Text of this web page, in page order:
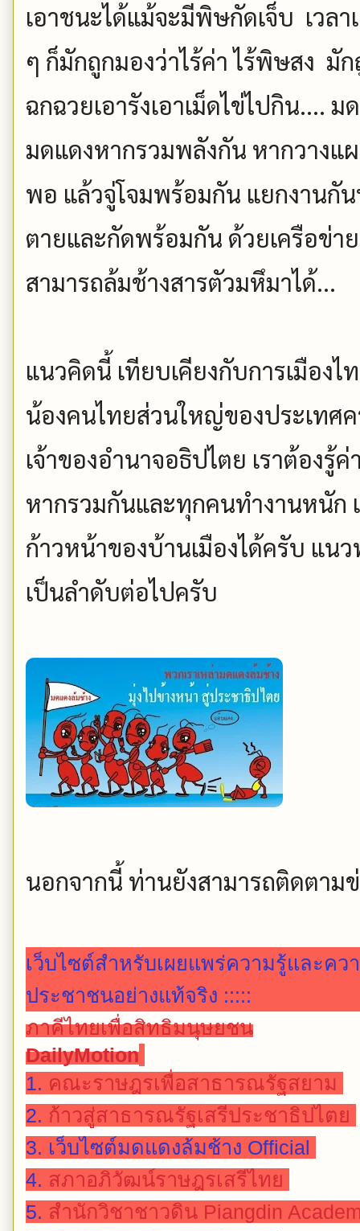
เอาชนะได้แม้จะมีพิษกัดเจ็บ เว
ๆ ก็มักถูกมองว่าไร้ค่า ไร้พิษสง มั
ฉกฉวยเอารังเอาเม็ดไข่ไปกิน....
มดแดงหากรวมพลังกัน หากวางแ
พอ แล้วจู่โจมพร้อมกัน แยกงานกั
ตายและกัดพร้อมกัน ด้วยเครือข่า
สามารถล้มช้างสารตัวมหึมาได้...
แนวคิดนี้ เทียบเคียงกับการเมือง
น้องคนไทยส่วนใหญ่ของประเทศ
เจ้าของอำนาจอธิปไตย เราต้องรู้
หากรวมกันและทุกคนทำงานหนัก
ก้าวหน้าของบ้านเมืองได้ครับ แน
เป็นลำดับต่อไปครับ
นอกจากนี้ ท่านยังสามารถติดตาม
เว็บไซต์สำหรับเผยแพร่ความรู้และคว
ประชาชนอย่างแท้จริง :::::
ภาคีไทยเพื่อสิทธิมนุษยชน
DailyMotion
1. คณะราษฎรเพื่อสาธารณรัฐสยาม
2. ก้าวสู่สาธารณรัฐเสรีประชาธิปไตย
3. เว็บไซต์มดแดงล้มช้าง Official
4. สภาอภิวัฒน์ราษฎรเสรีไทย
5. สำนักวิชาชาวดิน Piangdin